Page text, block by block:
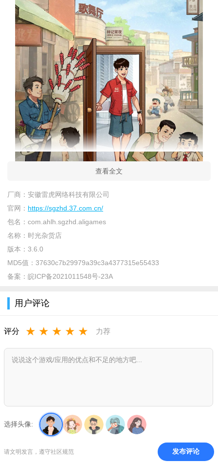
时光杂货店怎么玩？
玩家们可以在游戏里面开一家网吧
查看全文
厂商： 安徽雷虎网络科技有限公司
官网： https://sgzhd.37.com.cn/
包名： com.ahlh.sgzhd.aligames
名称： 时光杂货店
版本： 3.6.0
MD5值： 37630c7b29979a39c3a4377315e55433
备案： 皖ICP备2021011548号-23A
用户评论
评分 ★ ★ ★ ★ ★ 力荐
选择头像:
请文明发言，遵守社区规范 发布评论